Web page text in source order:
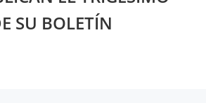
SU BOLETÍN